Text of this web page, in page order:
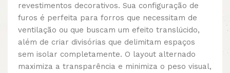
revestimentos decorativos. Sua configuração de
furos é perfeita para forros que necessitam de
ventilação ou que buscam um efeito translúcido,
além de criar divisórias que delimitam espaços
sem isolar completamente. O layout alternado
maximiza a transparência e minimiza o peso visual,